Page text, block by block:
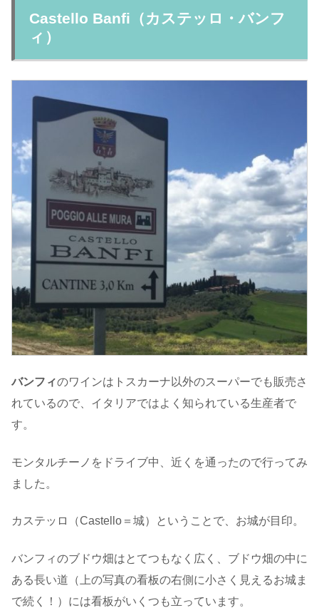
Castello Banfi（カステッロ・バンフ
ィ）
バンフィのワインはトスカーナ以外のスーパーでも販売さ
れているので、イタリアではよく知られている生産者で
す。
モンタルチーノをドライブ中、近くを通ったので行ってみ
ました。
カステッロ（Castello＝城）ということで、お城が目印。
バンフィのブドウ畑はとてつもなく広く、ブドウ畑の中に
ある長い道（上の写真の看板の右側に小さく見えるお城ま
で続く！）には看板がいくつも立っています。